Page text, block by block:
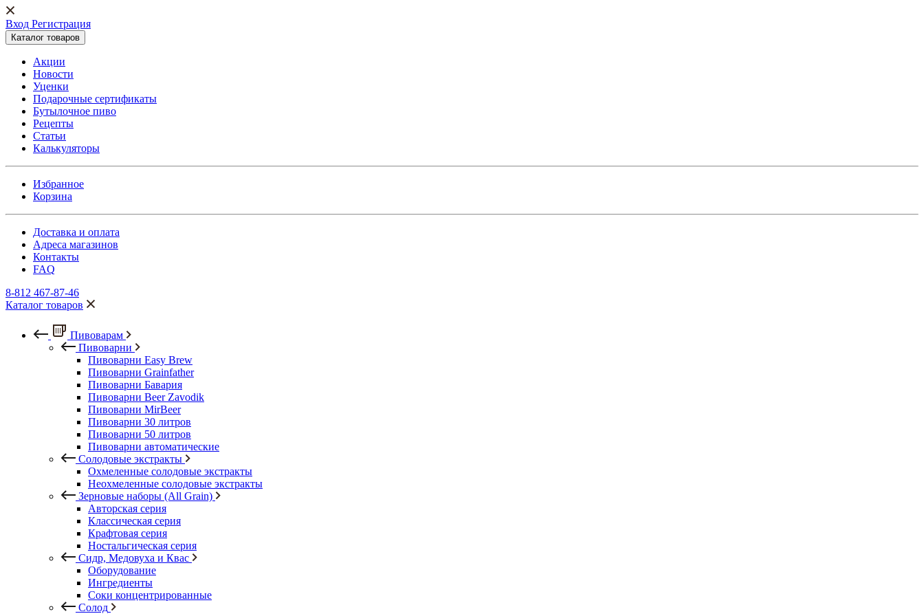
Вход Регистрация
Каталог товаров
Акции
Новости
Уценки
Подарочные сертификаты
Бутылочное пиво
Рецепты
Статьи
Калькуляторы
Избранное
Корзина
Доставка и оплата
Адреса магазинов
Контакты
FAQ
8-812 467-87-46
Каталог товаров
Пивоварам
Пивоварни
Пивоварни Easy Brew
Пивоварни Grainfather
Пивоварни Бавария
Пивоварни Beer Zavodik
Пивоварни MirBeer
Пивоварни 30 литров
Пивоварни 50 литров
Пивоварни автоматические
Солодовые экстракты
Охмеленные солодовые экстракты
Неохмеленные солодовые экстракты
Зерновые наборы (All Grain)
Авторская серия
Классическая серия
Крафтовая серия
Ностальгическая серия
Сидр, Медовуха и Квас
Оборудование
Ингредиенты
Соки концентрированные
Солод